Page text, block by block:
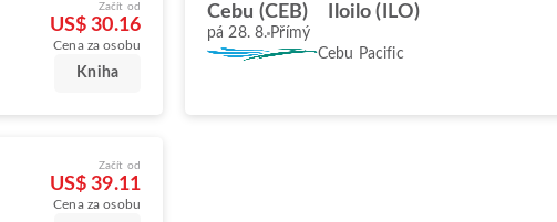
Začít od
US$ 30.16
Cena za osobu
Kniha
Cebu (CEB) Iloilo (ILO)
pá 28. 8. Přímý
Cebu Pacific
Začít od
US$ 39.11
Cena za osobu